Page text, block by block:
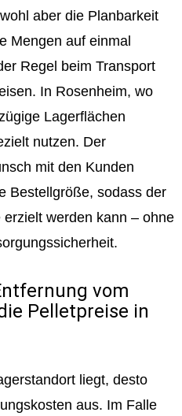
aber die Planbarkeit
Mengen auf einmal
Regel beim Transport
In Rosenheim, wo
Lagerflächen
nutzen. Der
mit den Kunden
Bestellgröße, sodass der
werden kann – ohne
vom
Pelletpreise in
liegt, desto
aus. Im Falle